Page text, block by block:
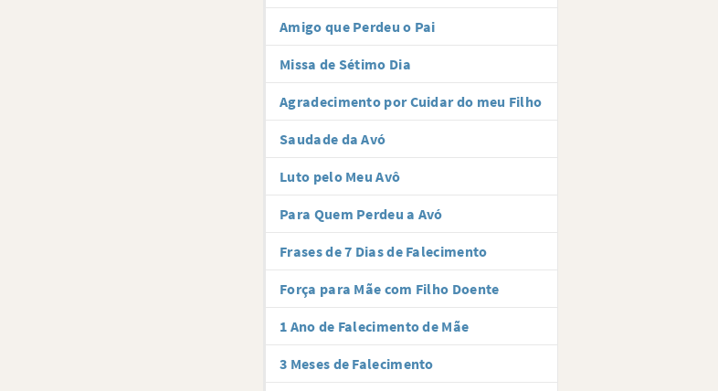
Amigo que Perdeu o Pai
Missa de Sétimo Dia
Agradecimento por Cuidar do meu Filho
Saudade da Avó
Luto pelo Meu Avô
Para Quem Perdeu a Avó
Frases de 7 Dias de Falecimento
Força para Mãe com Filho Doente
1 Ano de Falecimento de Mãe
3 Meses de Falecimento